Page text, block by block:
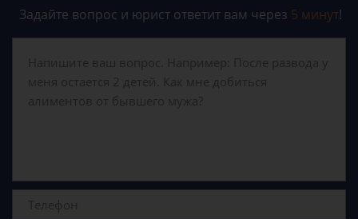
Задайте вопрос и юрист ответит вам через 5 минут!